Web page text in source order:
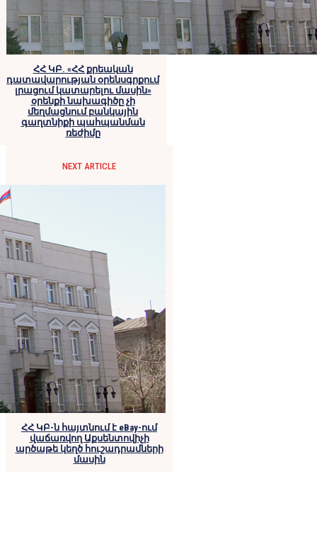
ՀՀ ԿԲ. «ՀՀ քրեական
դատավարության օրենսգրքում
լրացում կատարելու մասին»
օրենքի նախագիծը չի
մեղմացնում բանկային
գաղտնիքի պահպանման
ռեժիմը
NEXT ARTICLE
ՀՀ ԿԲ-ն հայտնում է eBay-ում
վաճառվող Աքսենտովիչի
արծաթե կեղծ հուշադրամների
մասին